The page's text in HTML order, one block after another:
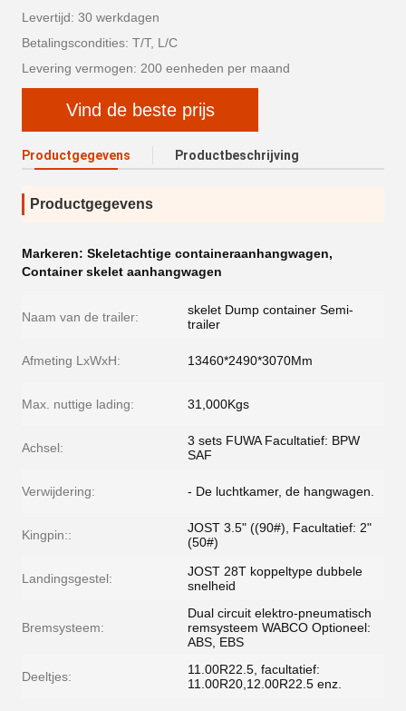
Levertijd: 30 werkdagen
Betalingscondities: T/T, L/C
Levering vermogen: 200 eenheden per maand
Vind de beste prijs
Productgegevens Productbeschrijving
Productgegevens
Markeren: Skeletachtige containeraanhangwagen,
Container skelet aanhangwagen
Naam van de trailer:
skelet Dump container Semi-
trailer
Afmeting LxWxH: 13460*2490*3070Mm
Max. nuttige lading: 31,000Kgs
Achsel:
3 sets FUWA Facultatief: BPW
SAF
Verwijdering: - De luchtkamer, de hangwagen.
Kingpin::
JOST 3.5" ((90#), Facultatief: 2"
(50#)
Landingsgestel:
JOST 28T koppeltype dubbele
snelheid
Bremsysteem:
Dual circuit elektro-pneumatisch
remsysteem WABCO Optioneel:
ABS, EBS
Deeltjes:
11.00R22.5, facultatief:
11.00R20,12.00R22.5 enz.